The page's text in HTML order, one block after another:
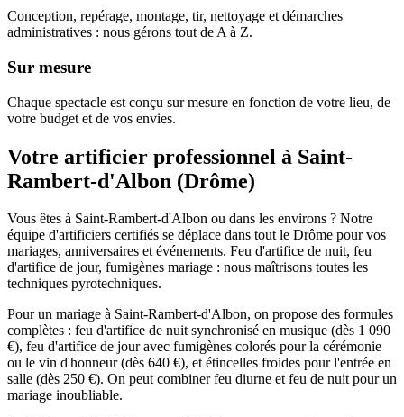
Conception, repérage, montage, tir, nettoyage et démarches
administratives : nous gérons tout de A à Z.
Sur mesure
Chaque spectacle est conçu sur mesure en fonction de votre lieu, de
votre budget et de vos envies.
Votre artificier professionnel à Saint-
Rambert-d'Albon (Drôme)
Vous êtes à Saint-Rambert-d'Albon ou dans les environs ? Notre
équipe d'artificiers certifiés se déplace dans tout le Drôme pour vos
mariages, anniversaires et événements. Feu d'artifice de nuit, feu
d'artifice de jour, fumigènes mariage : nous maîtrisons toutes les
techniques pyrotechniques.
Pour un mariage à Saint-Rambert-d'Albon, on propose des formules
complètes : feu d'artifice de nuit synchronisé en musique (dès 1 090
€), feu d'artifice de jour avec fumigènes colorés pour la cérémonie
ou le vin d'honneur (dès 640 €), et étincelles froides pour l'entrée en
salle (dès 250 €). On peut combiner feu diurne et feu de nuit pour un
mariage inoubliable.